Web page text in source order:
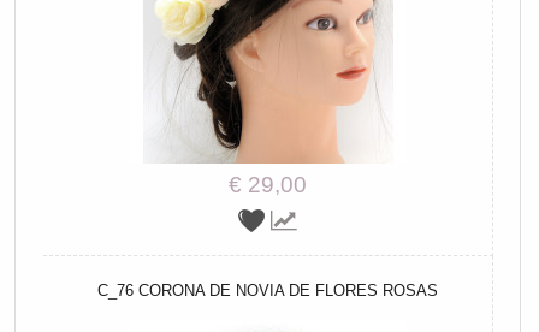
€ 29,00
C_76 CORONA DE NOVIA DE FLORES ROSAS